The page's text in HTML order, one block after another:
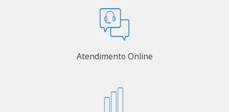
Atendimento Online